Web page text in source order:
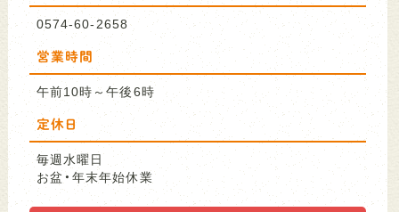
0574-60-2658
営業時間
午前10時～午後6時
定休日
毎週水曜日
お盆・年末年始休業